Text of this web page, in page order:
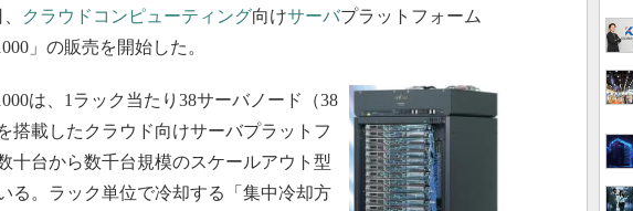
クラウドコンピューティング向けサーバプラットフォーム
」の販売を開始した。
は、1ラック当たり38サーバノード（38
搭載したクラウド向けサーバプラットフ
十台から数千台規模のスケールアウト型
る。ラック単位で冷却する「集中冷却方